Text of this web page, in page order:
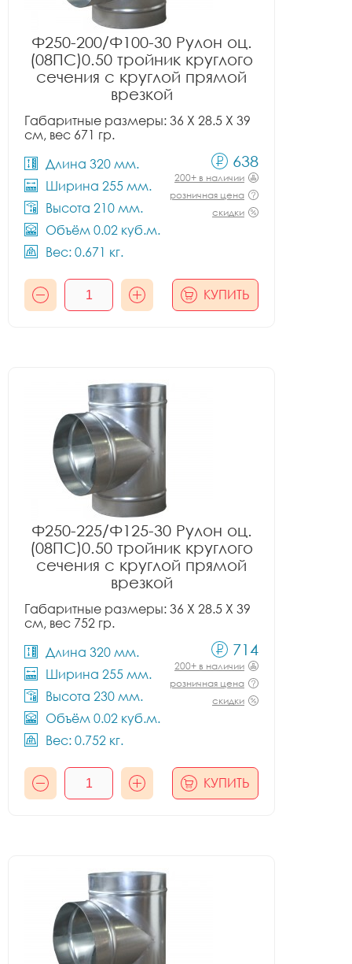
Ф250-200/Ф100-30 Рулон оц.
(08ПС)0.50 тройник круглого
сечения с круглой прямой
врезкой
Габаритные размеры: 36 X 28.5 X 39
см, вес 671 гр.
Длина 320 мм.
Ширина 255 мм.
Высота 210 мм.
Объём 0.02 куб.м.
Вес: 0.671 кг.
638
200+ в наличии
розничная цена
скидки
КУПИТЬ
Ф250-225/Ф125-30 Рулон оц.
(08ПС)0.50 тройник круглого
сечения с круглой прямой
врезкой
Габаритные размеры: 36 X 28.5 X 39
см, вес 752 гр.
Длина 320 мм.
Ширина 255 мм.
Высота 230 мм.
Объём 0.02 куб.м.
Вес: 0.752 кг.
714
200+ в наличии
розничная цена
скидки
КУПИТЬ